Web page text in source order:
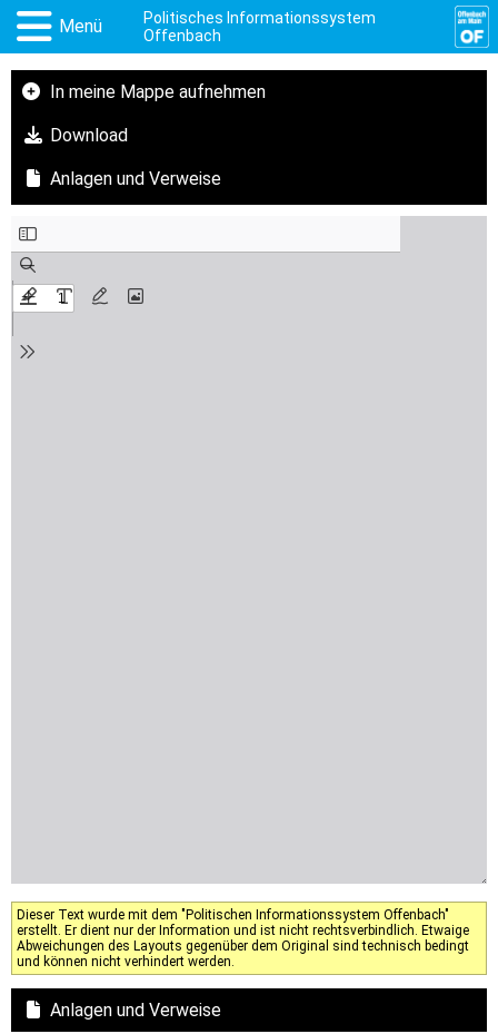
Menü
Politisches Informationssystem
Offenbach
In meine Mappe aufnehmen
Download
Anlagen und Verweise
Dieser Text wurde mit dem "Politischen Informationssystem Offenbach"
erstellt. Er dient nur der Information und ist nicht rechtsverbindlich. Etwaige
Abweichungen des Layouts gegenüber dem Original sind technisch bedingt
und können nicht verhindert werden.
Anlagen und Verweise